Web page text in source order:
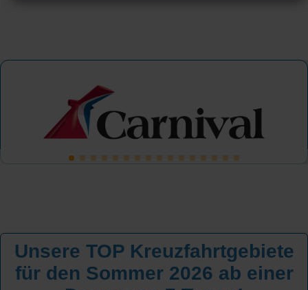
Unsere TOP Kreuzfahrtgebiete
für den Sommer 2026 ab einer